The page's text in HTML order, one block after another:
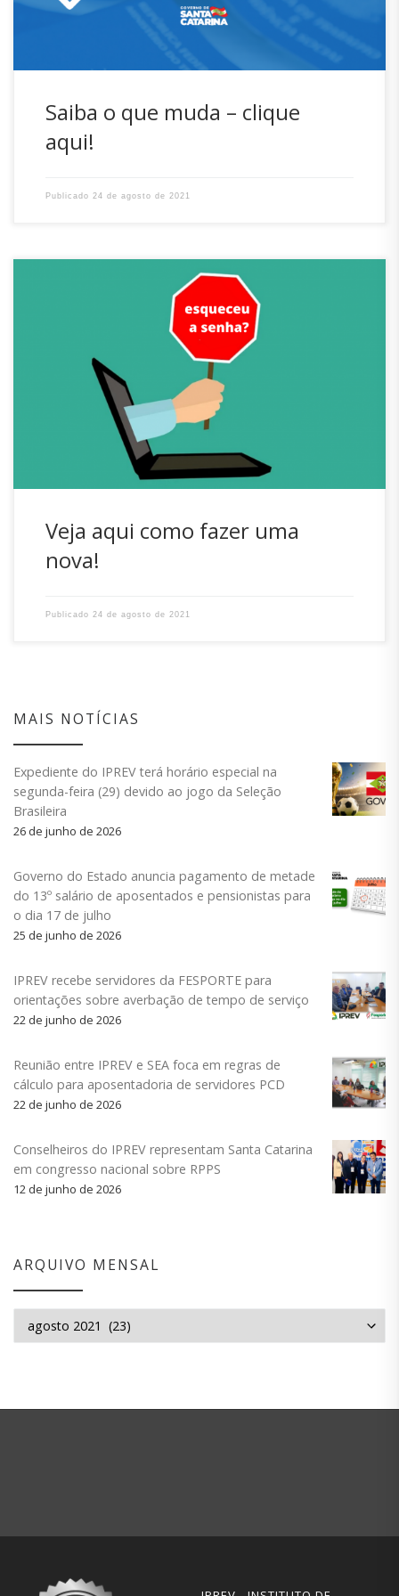
Saiba o que muda – clique
aqui!
Publicado 24 de agosto de 2021
Durante a pandemia todos os serviços estão sendo feitos
de forma remota, ou seja, você pode fazer o seu pedido e
atenderemos via e-mail – mas é importante seguir as
orientações abaixo: Não tenho senha para acessar meu
contracheque no Portal! O que fazer? 1 – Se você solicitar
Veja aqui como fazer uma
nova!
Publicado 24 de agosto de 2021
MAIS NOTÍCIAS
Expediente do IPREV terá horário especial na
segunda-feira (29) devido ao jogo da Seleção
Brasileira
26 de junho de 2026
Governo do Estado anuncia pagamento de metade
do 13º salário de aposentados e pensionistas para
o dia 17 de julho
25 de junho de 2026
IPREV recebe servidores da FESPORTE para
orientações sobre averbação de tempo de serviço
22 de junho de 2026
Reunião entre IPREV e SEA foca em regras de
cálculo para aposentadoria de servidores PCD
22 de junho de 2026
Conselheiros do IPREV representam Santa Catarina
em congresso nacional sobre RPPS
12 de junho de 2026
ARQUIVO MENSAL